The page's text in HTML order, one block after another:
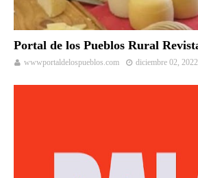
Portal de los Pueblos Rural
wwwportaldelospueblos.com diciembre 02, 2022